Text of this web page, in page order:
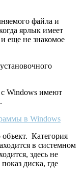
файла и
ярлык имеет
еще не знакомое
Windows имеют
объект. Категория
в системном
здесь не
диска, где